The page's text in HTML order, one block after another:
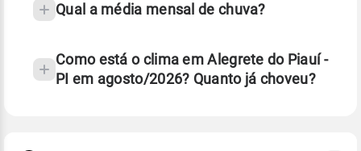
Qual a média mensal de chuva?
Como está o clima em Alegrete do Piauí -
PI em agosto/2026? Quanto já choveu?